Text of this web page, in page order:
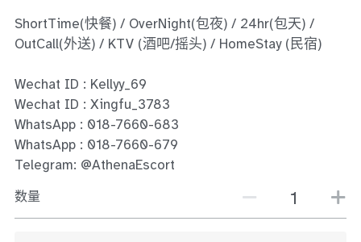
JB Town 3
JB Town 5
JB Town Sentosa
JB Town Center
ShortTime(快餐) / OverNight(包夜) / 24hr(包天) /
OutCall(外送) / KTV (酒吧/摇头) / HomeStay (民宿)
Wechat ID : Kellyy_69
Wechat ID : Xingfu_3783
WhatsApp : 018-7660-683
WhatsApp : 018-7660-679
Telegram: @AthenaEscort
数量